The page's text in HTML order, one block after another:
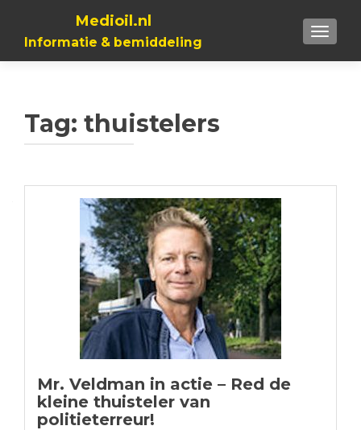
Medioil.nl
Informatie & bemiddeling
Tag: thuistelers
Mr. Veldman in actie – Red de
kleine thuisteler van
politieterreur!